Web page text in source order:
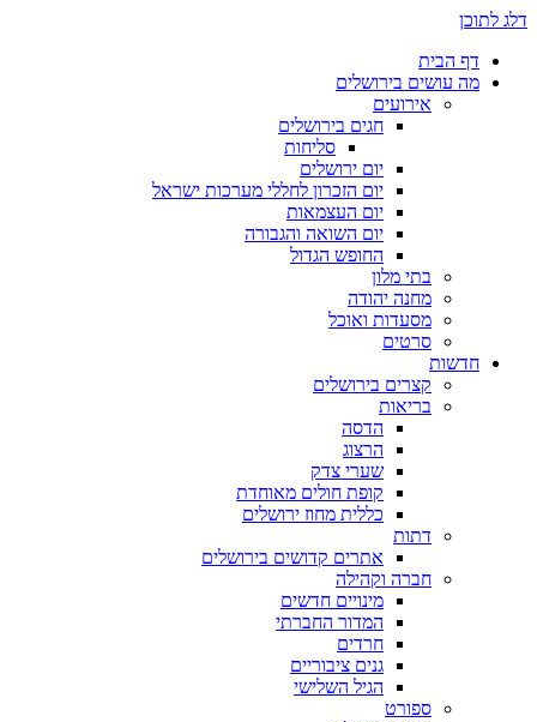
דלג לתוכן
דף הבית
מה עושים בירושלים
אירועים
חגים בירושלים
סליחות
יום ירושלים
יום הזכרון לחללי מערכות ישראל
יום העצמאות
יום השואה והגבורה
החופש הגדול
בתי מלון
מחנה יהודה
מסעדות ואוכל
סרטים
חדשות
קצרים בירושלים
בריאות
הדסה
הרצוג
שערי צדק
קופת חולים מאוחדת
כללית מחוז ירושלים
דתות
אתרים קדושים בירושלים
חברה וקהילה
מינויים חדשים
המדור החברתי
חרדים
גנים ציבוריים
הגיל השלישי
ספורט